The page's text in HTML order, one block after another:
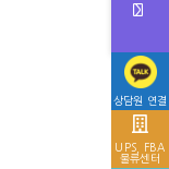
상담원 연결
UPS, FBA
물류센터